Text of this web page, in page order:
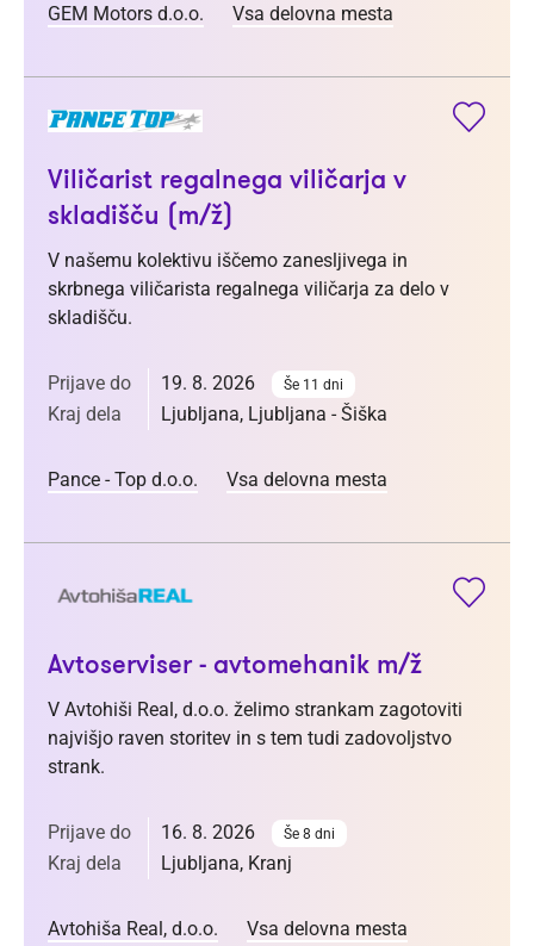
GEM Motors d.o.o. Vsa delovna mesta
Viličarist regalnega viličarja v
skladišču (m/ž)
V našemu kolektivu iščemo zanesljivega in
skrbnega viličarista regalnega viličarja za delo v
skladišču.
Prijave do 19. 8. 2026 Še 11 dni
Kraj dela Ljubljana, Ljubljana - Šiška
Pance - Top d.o.o. Vsa delovna mesta
Avtoserviser - avtomehanik m/ž
V Avtohiši Real, d.o.o. želimo strankam zagotoviti
najvišjo raven storitev in s tem tudi zadovoljstvo
strank.
Prijave do 16. 8. 2026 Še 8 dni
Kraj dela Ljubljana, Kranj
Avtohiša Real, d.o.o. Vsa delovna mesta